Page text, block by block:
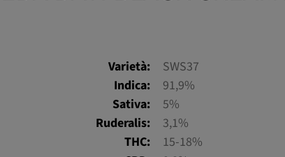
Varietà:
SWS37
Indica:
91,9%
Sativa:
5%
Ruderalis:
3,1%
THC:
15-18%